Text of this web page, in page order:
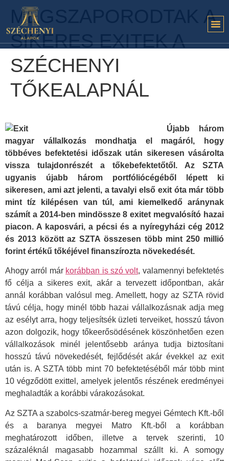
MEGSZAPORODTAK A
SIKERES EXITEK A
SZÉCHENYI
TŐKEALAPNÁL
Újabb három
magyar vállalkozás mondhatja el magáról, hogy
többéves befektetési időszak után sikeresen vásárolta
vissza tulajdonrészét a tőkebefektetőtől. Az SZTA
ugyanis újabb három portfóliócégéből lépett ki
sikeresen, ami azt jelenti, a tavalyi első exit óta már több
mint tíz kilépésen van túl, ami kiemelkedő aránynak
számít a 2014-ben mindössze 8 exitet megvalósító hazai
piacon. A kaposvári, a pécsi és a nyíregyházi cég 2012
és 2013 között az SZTA összesen több mint 250 millió
forint értékű tőkéjével finanszírozta növekedését.
Ahogy arról már korábban is szó volt, valamennyi befektetés
fő célja a sikeres exit, akár a tervezett időpontban, akár
annál korábban valósul meg. Amellett, hogy az SZTA rövid
távú célja, hogy minél több hazai vállalkozásnak adja meg
az esélyt arra, hogy teljesítsék üzleti terveiket, hosszú távon
azon dolgozik, hogy tőkeerősödésének köszönhetően ezen
vállalkozások minél jelentősebb aránya tudja biztosítani
hosszú távú növekedését, fejlődését akár évekkel az exit
után is. A SZTA több mint 70 befektetéséből már több mint
10 végződött exittel, amelyek jelentős részének eredményei
meghaladták a korábbi várakozásokat.
Az SZTA a szabolcs-szatmár-bereg megyei Gémtech Kft.-ből
és a baranya megyei Matro Kft.-ből a korábban
meghatározott időben, illetve a tervek szerinti, 10
százaléknál magasabb hozammal szállt ki. A somogy